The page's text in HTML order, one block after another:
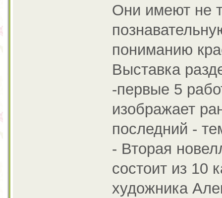
Они имеют не
пониманию
Выставка
-первые 5
изображает
последний -
- Вторая
состоит из 10
художника